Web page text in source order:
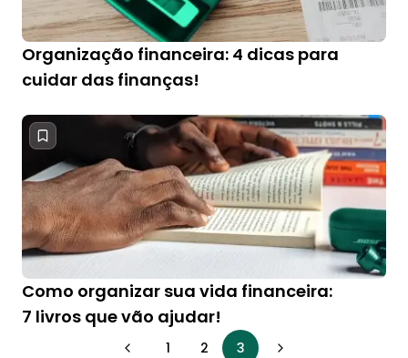
Organização financeira: 4 dicas para
cuidar das finanças!
Como organizar sua vida financeira:
7 livros que vão ajudar!
1 2 3